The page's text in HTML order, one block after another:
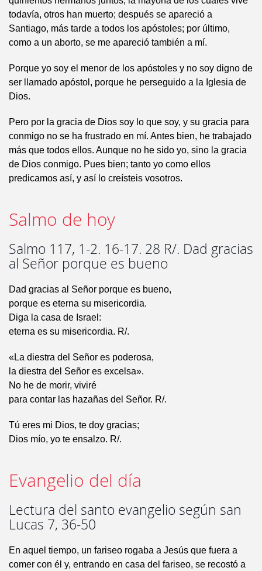
todavía, otros han muerto; después se apareció a
Santiago, más tarde a todos los apóstoles; por último,
como a un aborto, se me apareció también a mí.
Porque yo soy el menor de los apóstoles y no soy digno de
ser llamado apóstol, porque he perseguido a la Iglesia de
Dios.
Pero por la gracia de Dios soy lo que soy, y su gracia para
conmigo no se ha frustrado en mí. Antes bien, he trabajado
más que todos ellos. Aunque no he sido yo, sino la gracia
de Dios conmigo. Pues bien; tanto yo como ellos
predicamos así, y así lo creísteis vosotros.
Salmo de hoy
Salmo 117, 1-2. 16-17. 28 R/. Dad gracias
al Señor porque es bueno
Dad gracias al Señor porque es bueno,
porque es eterna su misericordia.
Diga la casa de Israel:
eterna es su misericordia. R/.
«La diestra del Señor es poderosa,
la diestra del Señor es excelsa».
No he de morir, viviré
para contar las hazañas del Señor. R/.
Tú eres mi Dios, te doy gracias;
Dios mío, yo te ensalzo. R/.
Evangelio del día
Lectura del santo evangelio según san
Lucas 7, 36-50
En aquel tiempo, un fariseo rogaba a Jesús que fuera a
comer con él y, entrando en casa del fariseo, se recostó a